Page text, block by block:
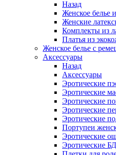
Назад
Женское белье
Женские
Комплекты из
Платья из
Женское белье с
Аксессуары
Назад
Аксессуары
Эротические
Эротические
Эротические
Эротические
Эротические
Портупеи
Эротические
Эротические